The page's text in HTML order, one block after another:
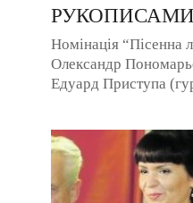
РУКОПИСАМИ
Номінація “Пісенна
Олександр
Едуард Приступа